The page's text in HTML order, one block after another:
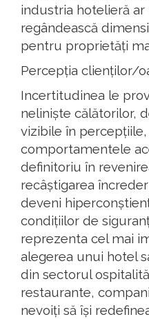
industria hotelieră ar
regândească
pentru proprietăți
Percepția clienților/
Incertitudinea le
neliniște călătorilor,
vizibile în
comportamentele
definitoriu în
recâștigarea
deveni
condițiilor de
reprezenta cel mai
alegerea unui hotel
din sectorul
restaurante,
nevoiți să își